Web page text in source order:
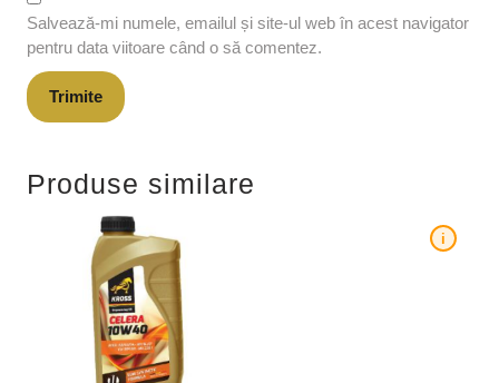
Salvează-mi numele, emailul și site-ul web în acest navigator
pentru data viitoare când o să comentez.
Produse similare
i